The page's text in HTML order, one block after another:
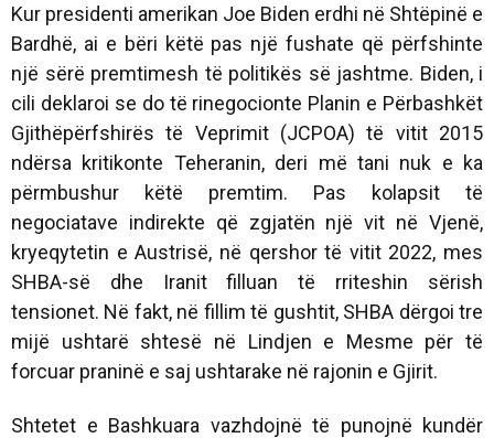
Kur presidenti amerikan Joe Biden erdhi në Shtëpinë e
Bardhë, ai e bëri këtë pas një fushate që përfshinte
një sërë premtimesh të politikës së jashtme. Biden, i
cili deklaroi se do të rinegocionte Planin e Përbashkët
Gjithëpërfshirës të Veprimit (JCPOA) të vitit 2015
ndërsa kritikonte Teheranin, deri më tani nuk e ka
përmbushur këtë premtim. Pas kolapsit të
negociatave indirekte që zgjatën një vit në Vjenë,
kryeqytetin e Austrisë, në qershor të vitit 2022, mes
SHBA-së dhe Iranit filluan të rriteshin sërish
tensionet. Në fakt, në fillim të gushtit, SHBA dërgoi tre
mijë ushtarë shtesë në Lindjen e Mesme për të
forcuar praninë e saj ushtarake në rajonin e Gjirit.
Shtetet e Bashkuara vazhdojnë të punojnë kundër